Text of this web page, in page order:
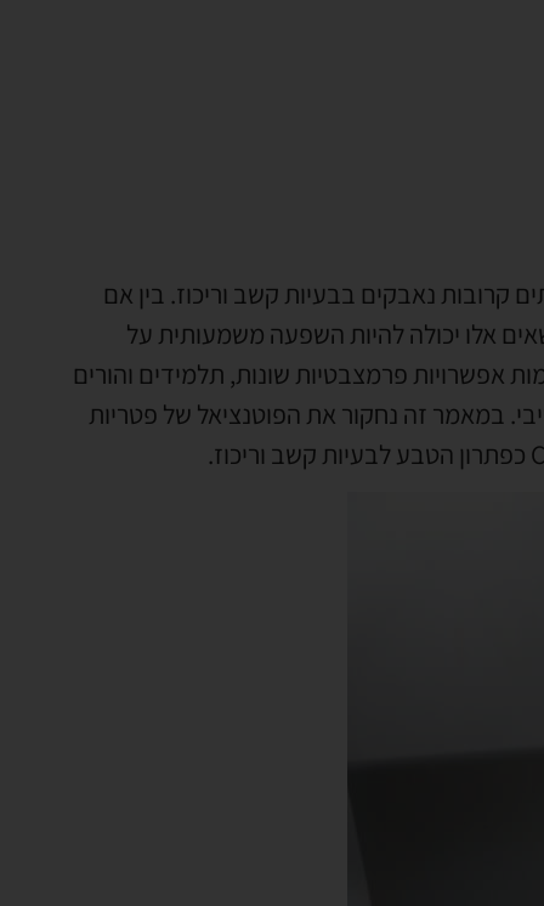
קרובות נאבקים בבעיות קשב וריכוז. בין אם
אלו יכולה להיות השפעה משמעותית על
אפשרויות פרמצבטיות שונות, תלמידים והורים
במאמר זה נחקור את הפוטנציאל של פטריות